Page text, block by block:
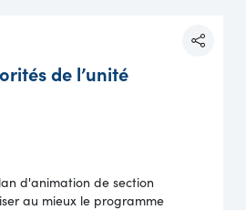
de l’unité
d'animation de section
au mieux le programme